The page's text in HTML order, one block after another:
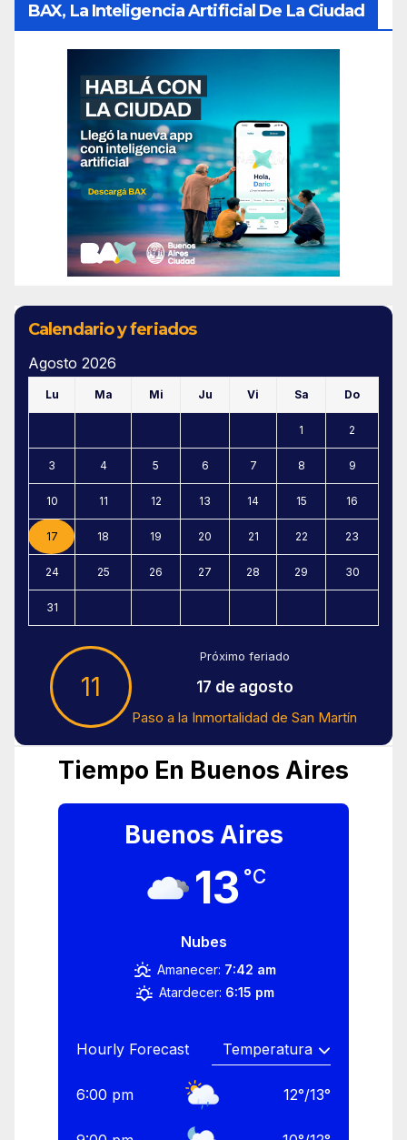
BAX, La Inteligencia Artificial De La Ciudad
Calendario y feriados
Agosto 2026
Lu Ma Mi Ju Vi Sa Do
1 2
3 4 5 6 7 8 9
10 11 12 13 14 15 16
17 18 19 20 21 22 23
24 25 26 27 28 29 30
31
11
Próximo feriado
17 de agosto
Paso a la Inmortalidad de San Martín
Tiempo En Buenos Aires
Buenos Aires
13 °C
Nubes
Amanecer: 7:42 am
Atardecer: 6:15 pm
Hourly Forecast
6:00 pm 12°/13°